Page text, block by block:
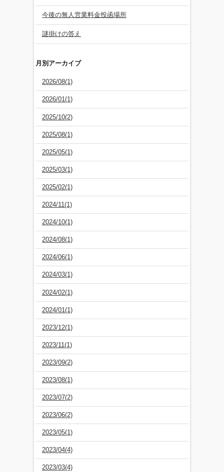
今後の無人営業料金投函場所
謎掛けの答え
月別アーカイブ
2026/08(1)
2026/01(1)
2025/10(2)
2025/08(1)
2025/05(1)
2025/03(1)
2025/02(1)
2024/11(1)
2024/10(1)
2024/08(1)
2024/06(1)
2024/03(1)
2024/02(1)
2024/01(1)
2023/12(1)
2023/11(1)
2023/09(2)
2023/08(1)
2023/07(2)
2023/06(2)
2023/05(1)
2023/04(4)
2023/03(4)